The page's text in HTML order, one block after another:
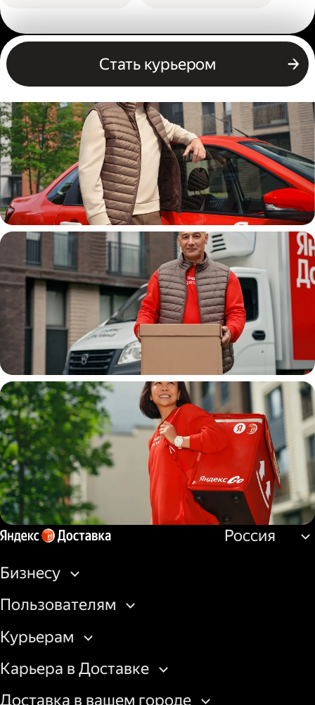
Стать курьером
Другие профессии
Автокурьер
Водитель
грузовой машины
Пеший курьер
Россия
Бизнесу
Пользователям
Курьерам
Карьера в Доставке
Доставка в вашем городе